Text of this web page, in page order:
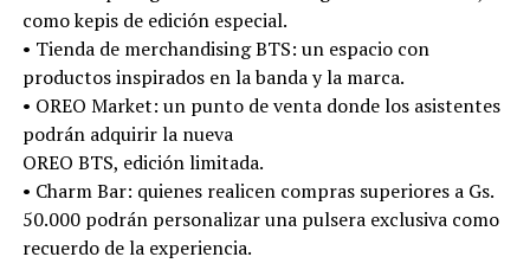
como kepis de edición especial.
•⁠ ⁠Tienda de merchandising BTS: un espacio con
productos inspirados en la banda y la marca.
•⁠ ⁠OREO Market: un punto de venta donde los asistentes
podrán adquirir la nueva
OREO BTS, edición limitada.
•⁠ ⁠Charm Bar: quienes realicen compras superiores a Gs.
50.000 podrán personalizar una pulsera exclusiva como
recuerdo de la experiencia.